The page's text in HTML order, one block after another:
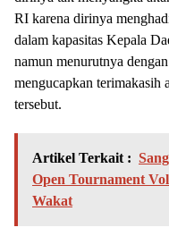
RI karena dirinya
dalam kapasitas Kepala
namun menurutnya
mengucapkan
tersebut.
Artikel Terkait :
Open Tournament
Wakat